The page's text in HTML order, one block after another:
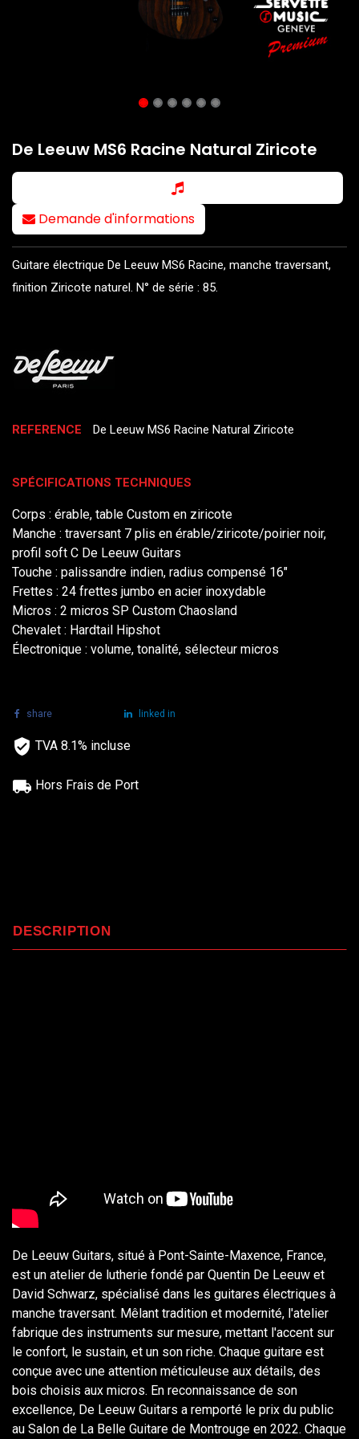
De Leeuw MS6 Racine Natural Ziricote
Demande d'informations
Guitare électrique De Leeuw MS6 Racine, manche traversant,
finition Ziricote naturel. N° de série : 85.
REFERENCE De Leeuw MS6 Racine Natural Ziricote
SPÉCIFICATIONS TECHNIQUES
Corps : érable, table Custom en ziricote
Manche : traversant 7 plis en érable/ziricote/poirier noir,
profil soft C De Leeuw Guitars
Touche : palissandre indien, radius compensé 16"
Frettes : 24 frettes jumbo en acier inoxydable
Micros : 2 micros SP Custom Chaosland
Chevalet : Hardtail Hipshot
Électronique : volume, tonalité, sélecteur micros
share linked in
TVA 8.1% incluse
Hors Frais de Port
DESCRIPTION
De Leeuw Guitars, situé à Pont-Sainte-Maxence, France,
est un atelier de lutherie fondé par Quentin De Leeuw et
David Schwarz, spécialisé dans les guitares électriques à
manche traversant. Mêlant tradition et modernité, l'atelier
fabrique des instruments sur mesure, mettant l'accent sur
le confort, le sustain, et un son riche. Chaque guitare est
conçue avec une attention méticuleuse aux détails, des
bois choisis aux micros. En reconnaissance de son
excellence, De Leeuw Guitars a remporté le prix du public
au Salon de La Belle Guitare de Montrouge en 2022. Chaque